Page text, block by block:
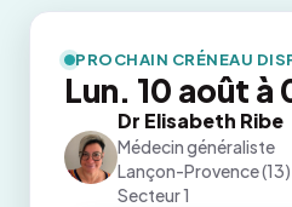
PROCHAIN CRÉNEAU
Lun. 10 août à
Dr Elisabeth Ribe
Médecin généraliste
Lançon-Provence (13)
Secteur 1